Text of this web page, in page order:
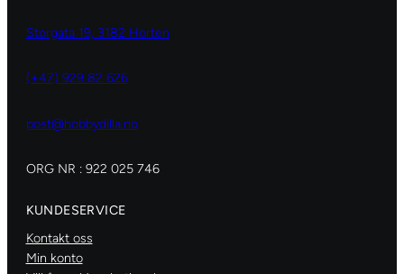
Storgata 19, 3182 Horten
(+47) 929 82 626
post@hobbydilla.no
ORG NR : 922 025 746
KUNDESERVICE
Kontakt oss
Min konto